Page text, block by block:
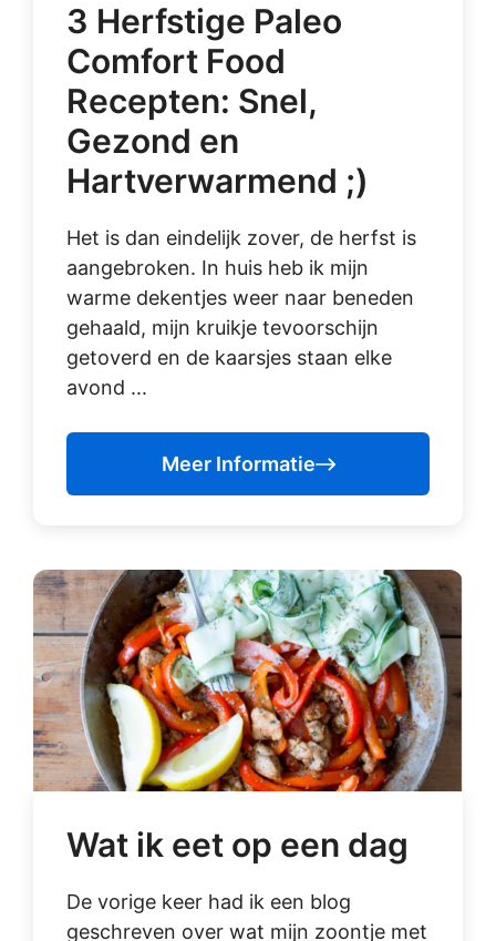
3 Herfstige Paleo
Comfort Food
Recepten: Snel,
Gezond en
Hartverwarmend ;)
Het is dan eindelijk zover, de herfst is
aangebroken. In huis heb ik mijn
warme dekentjes weer naar beneden
gehaald, mijn kruikje tevoorschijn
getoverd en de kaarsjes staan elke
avond ...
Meer Informatie
Wat ik eet op een dag
De vorige keer had ik een blog
geschreven over wat mijn zoontje met